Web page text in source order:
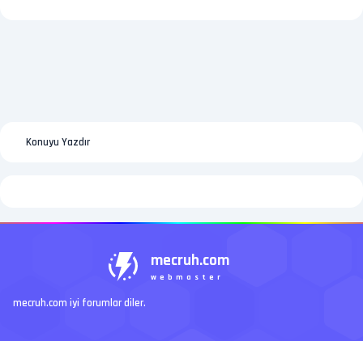
Konuyu Yazdır
mecruh.com
webmaster
mecruh.com iyi forumlar diler.